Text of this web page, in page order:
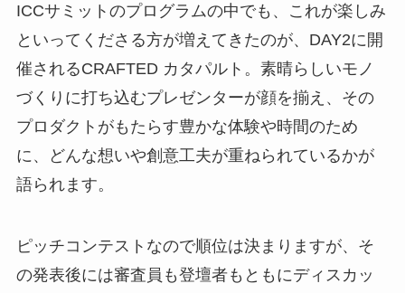
ICCサミットのプログラムの中でも、これが楽しみ
といってくださる方が増えてきたのが、DAY2に開
催されるCRAFTED カタパルト。素晴らしいモノ
づくりに打ち込むプレゼンターが顔を揃え、その
プロダクトがもたらす豊かな体験や時間のため
に、どんな想いや創意工夫が重ねられているかが
語られます。
ピッチコンテストなので順位は決まりますが、そ
の発表後には審査員も登壇者もともにディスカッ